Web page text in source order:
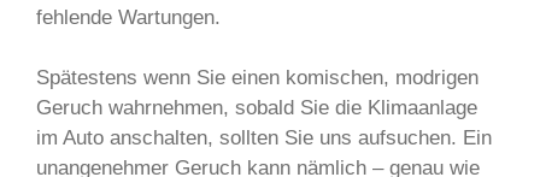
fehlende Wartungen.
Spätestens wenn Sie einen komischen, modrigen
Geruch wahrnehmen, sobald Sie die Klimaanlage
im Auto anschalten, sollten Sie uns aufsuchen. Ein
unangenehmer Geruch kann nämlich – genau wie